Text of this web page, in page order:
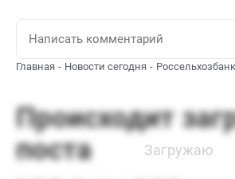
Главная Новости сегодня